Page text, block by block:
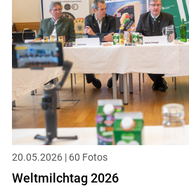
20.05.2026 | 60 Fotos
Weltmilchtag 2026